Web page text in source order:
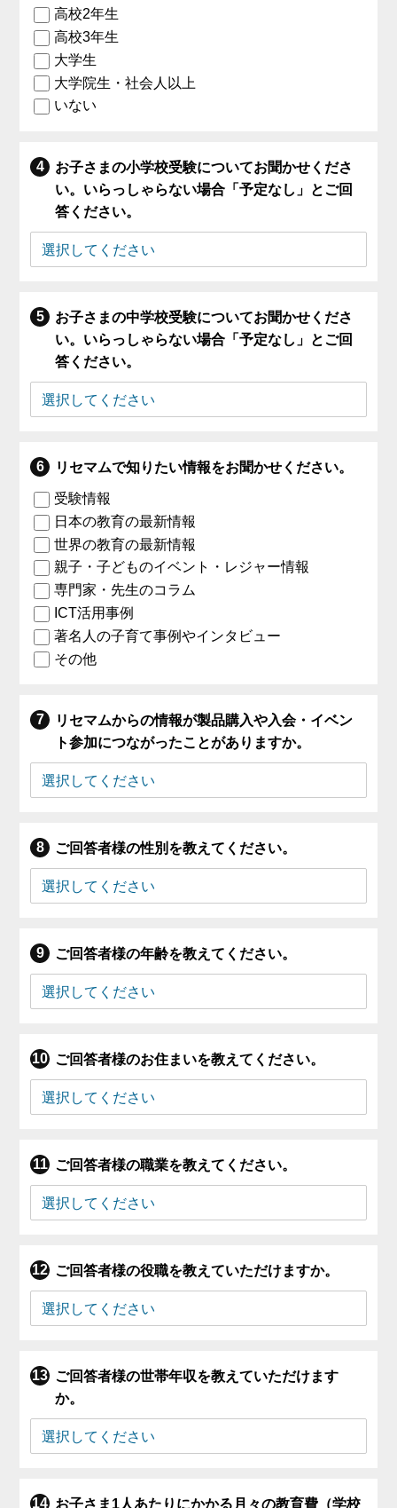
高校2年生
高校3年生
大学生
大学院生・社会人以上
いない
お子さまの小学校受験についてお聞かせくださ
い。いらっしゃらない場合「予定なし」とご回
答ください。
お子さまの中学校受験についてお聞かせくださ
い。いらっしゃらない場合「予定なし」とご回
答ください。
リセマムで知りたい情報をお聞かせください。
受験情報
日本の教育の最新情報
世界の教育の最新情報
親子・子どものイベント・レジャー情報
専門家・先生のコラム
ICT活用事例
著名人の子育て事例やインタビュー
その他
リセマムからの情報が製品購入や入会・イベン
ト参加につながったことがありますか。
ご回答者様の性別を教えてください。
ご回答者様の年齢を教えてください。
ご回答者様のお住まいを教えてください。
ご回答者様の職業を教えてください。
ご回答者様の役職を教えていただけますか。
ご回答者様の世帯年収を教えていただけます
か。
お子さま1人あたりにかかる月々の教育費（学校